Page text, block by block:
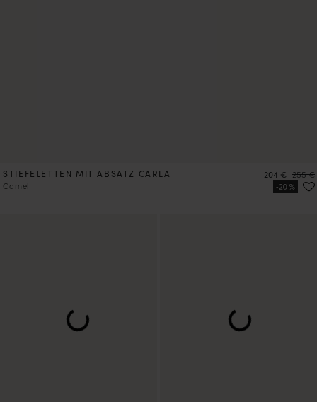
STIEFELETTEN MIT ABSATZ CARLA
Camel
Preis
204 € Preis
255 €